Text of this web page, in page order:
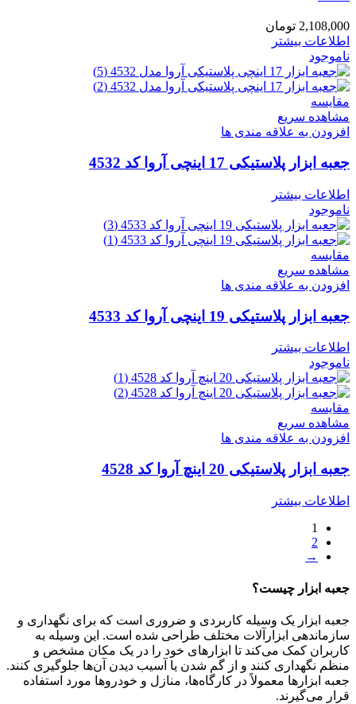
2,108,000 تومان
اطلاعات بیشتر
ناموجود
مقایسه
مشاهده سریع
افزودن به علاقه مندی ها
جعبه ابزار پلاستیکی 17 اینچی آروا کد 4532
اطلاعات بیشتر
ناموجود
مقایسه
مشاهده سریع
افزودن به علاقه مندی ها
جعبه ابزار پلاستیکی 19 اینچی آروا کد 4533
اطلاعات بیشتر
ناموجود
مقایسه
مشاهده سریع
افزودن به علاقه مندی ها
جعبه ابزار پلاستیکی 20 اینچ آروا کد 4528
اطلاعات بیشتر
1
2
→
جعبه ابزار چیست؟
جعبه ابزار یک وسیله کاربردی و ضروری است که برای نگهداری و
سازماندهی ابزارآلات مختلف طراحی شده است. این وسیله به
کاربران کمک می‌کند تا ابزارهای خود را در یک مکان مشخص و
منظم نگهداری کنند و از گم شدن یا آسیب دیدن آن‌ها جلوگیری کنند.
جعبه ابزارها معمولاً در کارگاه‌ها، منازل و خودروها مورد استفاده
قرار می‌گیرند.